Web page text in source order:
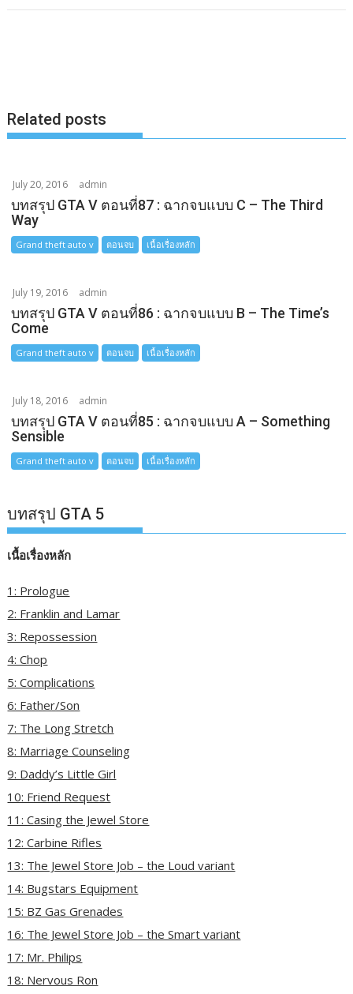
n
k
Related posts
July 20, 2016 admin
บทสรุป GTA V ตอนที่87 : ฉากจบแบบ C – The Third
Way
Grand theft auto v ตอนจบ เนื้อเรื่องหลัก
July 19, 2016 admin
บทสรุป GTA V ตอนที่86 : ฉากจบแบบ B – The Time’s
Come
Grand theft auto v ตอนจบ เนื้อเรื่องหลัก
July 18, 2016 admin
บทสรุป GTA V ตอนที่85 : ฉากจบแบบ A – Something
Sensible
Grand theft auto v ตอนจบ เนื้อเรื่องหลัก
บทสรุป GTA 5
เนื้อเรื่องหลัก
1: Prologue
2: Franklin and Lamar
3: Repossession
4: Chop
5: Complications
6: Father/Son
7: The Long Stretch
8: Marriage Counseling
9: Daddy’s Little Girl
10: Friend Request
11: Casing the Jewel Store
12: Carbine Rifles
13: The Jewel Store Job – the Loud variant
14: Bugstars Equipment
15: BZ Gas Grenades
16: The Jewel Store Job – the Smart variant
17: Mr. Philips
18: Nervous Ron